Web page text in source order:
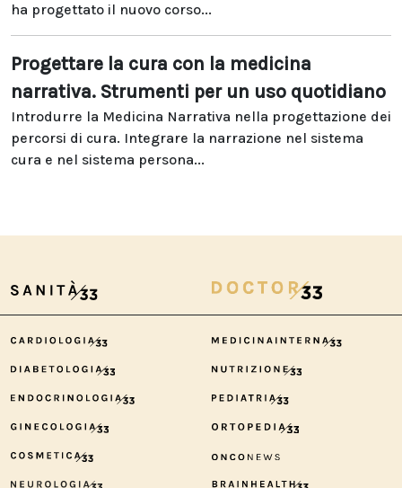
ha progettato il nuovo corso...
Progettare la cura con la medicina
narrativa. Strumenti per un uso quotidiano
Introdurre la Medicina Narrativa nella progettazione dei
percorsi di cura. Integrare la narrazione nel sistema
cura e nel sistema persona...